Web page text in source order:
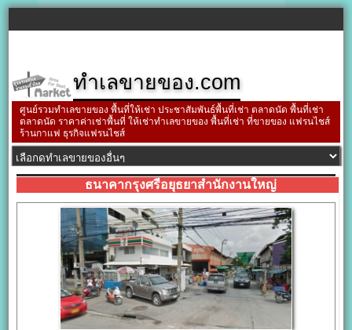
ทำเลขายของ.com
ศูนย์รวมทำเลขายของ พื้นที่ให้เช่า ประชาสัมพันธ์พื้นที่เช่า ตลาดนัด พื้นที่เช่า
ตลาดนัด ราคาค่าเช่าพื้นที่ ให้เช่าทำเลขายของ พื้นที่เช่า ที่ขายของ แฟรนไชส์
ร้านกาแฟ ธุรกิจแฟรนไชส์
ธนาคากรุงศรีอยุธยาสำนักงานใหญ่